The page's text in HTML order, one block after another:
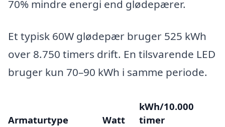
70% mindre energi end glødepærer.
Et typisk 60W glødepær bruger 525 kWh
over 8.750 timers drift. En tilsvarende LED
bruger kun 70–90 kWh i samme periode.
Armaturtype Watt
kWh/10.000
timer